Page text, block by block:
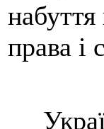
права і